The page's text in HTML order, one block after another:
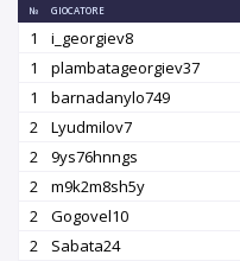
№ GIOCATORE
1 i_georgiev8
1
plambatageorgiev37
1
barnadanylo749
2
Lyudmilov7
2
9ys76hnngs
2
m9k2m8sh5y
2
Gogovel10
2
Sabata24